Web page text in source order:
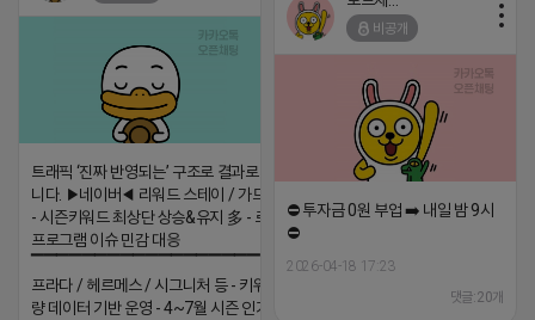
트래픽 ‘진짜 반영되는’ 구조로 결과로 보여드립
니다. ▶네이버◀ 리워드 스테이 / 가드 / 자몽 등
- 시즌키워드 최상단 상승&유지 多 - 로직변화,
프로그램 이슈 민감 대응
▔▔▔▔▔▔▔▔▔▔▔▔▔▔▔▔▔▔ ▶쿠팡◀
프라다 / 헤르메스 / 시그니처 등 - 키워드 검색
량 데이터 기반 운영 - 4~7월 시즌 인기 키워드
비공개
⛔️ 투자금 0원 부업 ➡️ 내일 밤 9시
⛔️
2026-04-18 17:23
댓글:20개